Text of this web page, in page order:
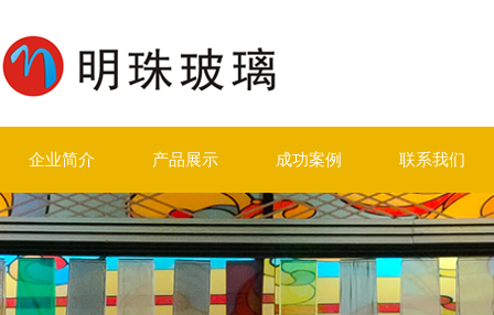
企业简介 产品展示 成功案例 联系我们